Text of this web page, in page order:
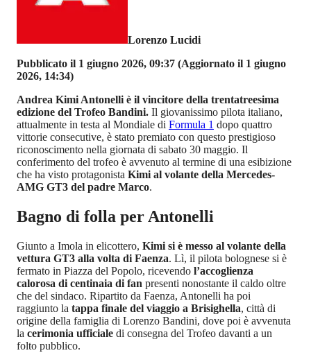
Lorenzo Lucidi
Pubblicato il 1 giugno 2026, 09:37 (Aggiornato il 1 giugno
2026, 14:34)
Andrea Kimi Antonelli è il vincitore della trentatreesima
edizione del Trofeo Bandini. Il giovanissimo pilota italiano,
attualmente in testa al Mondiale di Formula 1 dopo quattro
vittorie consecutive, è stato premiato con questo prestigioso
riconoscimento nella giornata di sabato 30 maggio. Il
conferimento del trofeo è avvenuto al termine di una esibizione
che ha visto protagonista Kimi al volante della Mercedes-
AMG GT3 del padre Marco.
Bagno di folla per Antonelli
Giunto a Imola in elicottero, Kimi si è messo al volante della
vettura GT3 alla volta di Faenza. Lì, il pilota bolognese si è
fermato in Piazza del Popolo, ricevendo l’accoglienza
calorosa di centinaia di fan presenti nonostante il caldo oltre
che del sindaco. Ripartito da Faenza, Antonelli ha poi
raggiunto la tappa finale del viaggio a Brisighella, città di
origine della famiglia di Lorenzo Bandini, dove poi è avvenuta
la cerimonia ufficiale di consegna del Trofeo davanti a un
folto pubblico.